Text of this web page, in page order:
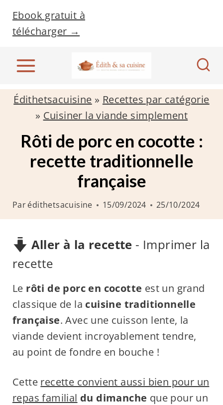
a
Ebook gratuit à
télécharger →
Édithetsacuisine » Recettes par catégorie
» Cuisiner la viande simplement
Rôti de porc en cocotte :
recette traditionnelle
française
Parédithetsacuisine 15/09/2024 25/10/2024
Aller à la recette - Imprimer la
recette
Le rôti de porc en cocotte est un grand
classique de la cuisine traditionnelle
française. Avec une cuisson lente, la
viande devient incroyablement tendre,
au point de fondre en bouche !
Cette recette convient aussi bien pour un
repas familial du dimanche que pour un